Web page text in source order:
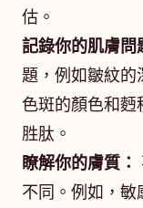
估。
記錄你的肌膚問
題，例如皺紋的
色斑的顏色和麪
胜肽。
瞭解你的膚質：
不同。例如，